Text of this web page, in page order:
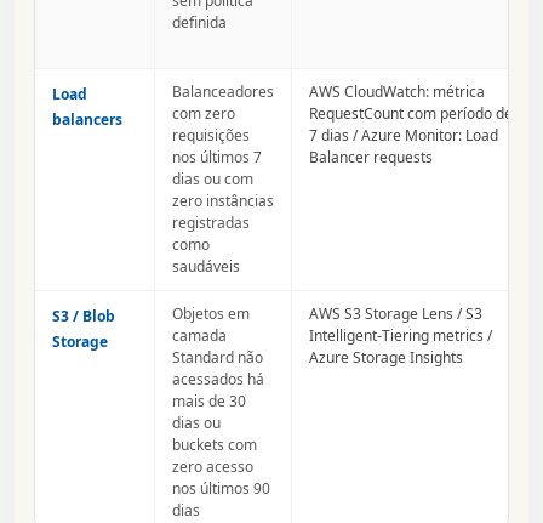
definida
Load
balancers
Balanceadores
com zero
requisições
nos últimos 7
dias ou com
zero instâncias
registradas
como
saudáveis
AWS CloudWatch: métrica
RequestCount com período de
7 dias / Azure Monitor: Load
Balancer requests
S3 / Blob
Storage
Objetos em
camada
Standard não
acessados há
mais de 30
dias ou
buckets com
zero acesso
nos últimos 90
dias
AWS S3 Storage Lens / S3
Intelligent-Tiering metrics /
Azure Storage Insights